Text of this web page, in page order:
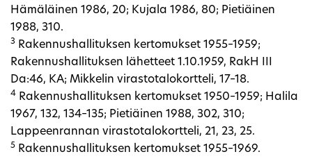
Hämäläinen 1986, 20; Kujala 1986, 80; Pietiäinen
1988, 310.
3 Rakennushallituksen kertomukset 1955–1959;
Rakennushallituksen lähetteet 1.10.1959, RakH III
Da:46, KA; Mikkelin virastotalokortteli, 17–18.
4 Rakennushallituksen kertomukset 1950–1959; Halila
1967, 132, 134–135; Pietiäinen 1988, 302, 310;
Lappeenrannan virastotalokortteli, 21, 23, 25.
5 Rakennushallituksen kertomukset 1955–1969.